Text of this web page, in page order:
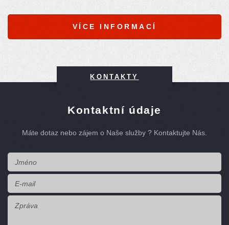
VÍCE INFORMACÍ
KONTAKTY
Kontaktní údaje
Máte dotaz nebo zájem o Naše služby ? Kontaktujte Nás.